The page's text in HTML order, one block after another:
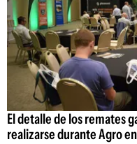
El detalle de los remates
realizarse durante Agro